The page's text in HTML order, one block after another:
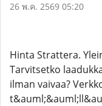
26 พ.ค. 2569 05:20
Hinta Strattera.
Tarvitsetko
ilman vaivaa?